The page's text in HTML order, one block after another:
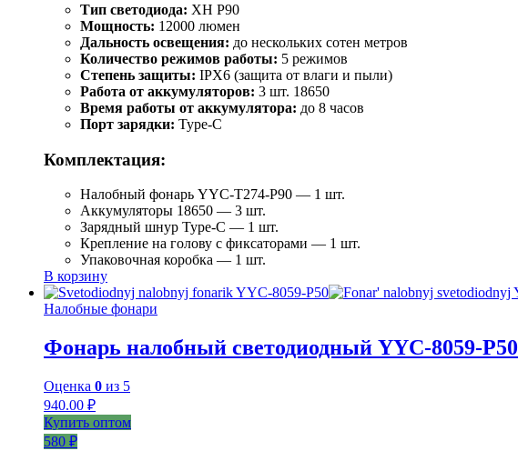
Тип светодиода: XH P90
Мощность: 12000 люмен
Дальность освещения: до нескольких сотен метров
Количество режимов работы: 5 режимов
Степень защиты: IPX6 (защита от влаги и пыли)
Работа от аккумуляторов: 3 шт. 18650
Время работы от аккумулятора: до 8 часов
Порт зарядки: Type-C
Комплектация:
Налобный фонарь YYC-T274-P90 — 1 шт.
Аккумуляторы 18650 — 3 шт.
Зарядный шнур Type-C — 1 шт.
Крепление на голову с фиксаторами — 1 шт.
Упаковочная коробка — 1 шт.
В корзину
Налобные фонари
Фонарь налобный светодиодный YYC-8059-P50
Оценка 0 из 5
940.00 ₽
Купить оптом
580 ₽